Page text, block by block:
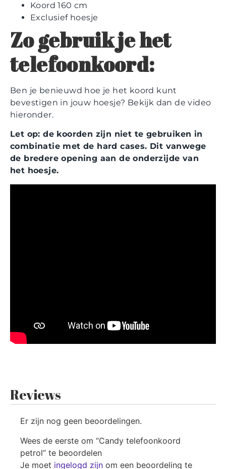
Koord 160 cm
Exclusief hoesje
Zo gebruik je het
telefoonkoord:
Ben je benieuwd hoe je het koord kunt
bevestigen in jouw hoesje? Bekijk dan de video
hieronder.
Let op: de koorden zijn niet te gebruiken in
combinatie met de hard cases. Dit vanwege
de bredere opening aan de onderzijde van
het hoesje.
Reviews
Er zijn nog geen beoordelingen.
Wees de eerste om “Candy telefoonkoord
petrol” te beoordelen
Je moet ingelogd zijn om een beoordeling te